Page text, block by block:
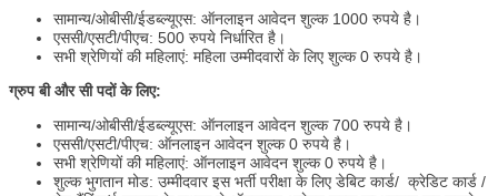
सामान्य/ओबीसी/ईडब्ल्यूएस: ऑनलाइन आवेदन शुल्क 1000 रुपये है।
एससी/एसटी/पीएच: 500 रुपये निर्धारित है।
सभी श्रेणियों की महिलाएं: महिला उम्मीदवारों के लिए शुल्क 0 रुपये है।
ग्रुप बी और सी पदों के लिए:
सामान्य/ओबीसी/ईडब्ल्यूएस: ऑनलाइन आवेदन शुल्क 700 रुपये है।
एससी/एसटी/पीएच: ऑनलाइन आवेदन शुल्क 0 रुपये है।
सभी श्रेणियों की महिलाएं: ऑनलाइन आवेदन शुल्क 0 रुपये है।
शुल्क भुगतान मोड: उम्मीदवार इस भर्ती परीक्षा के लिए डेबिट कार्ड/ क्रेडिट कार्ड /